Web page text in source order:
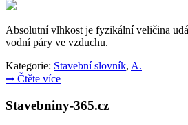
Absolutní vlhkost je fyzikální veličina
vodní páry ve vzduchu.
Kategorie: Stavební slovník, A.
➞ Čtěte více
Stavebniny-365.cz